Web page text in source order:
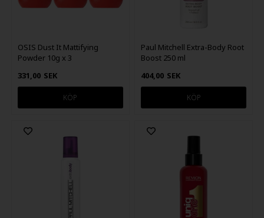
OSIS Dust It Mattifying
Powder 10g x 3
331,00 SEK
Paul Mitchell Extra-Body Root
Boost 250 ml
404,00 SEK